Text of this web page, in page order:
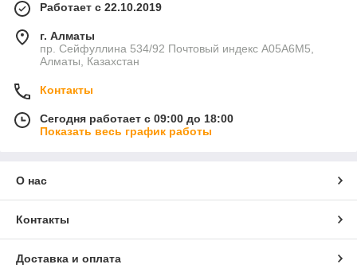
Работает с 22.10.2019
г. Алматы
пр. Сейфуллина 534/92 Почтовый индекс A05A6M5,
Алматы, Казахстан
Контакты
Сегодня работает с 09:00 до 18:00
Показать весь график работы
О нас
Контакты
Доставка и оплата